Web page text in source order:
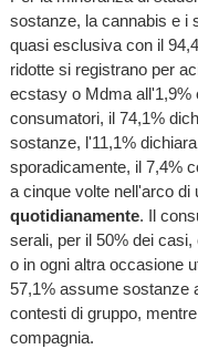
sostanze, la cannabis e i
quasi esclusiva con il
ridotte si registrano per
ecstasy o Mdma all'1,9%
consumatori, il 74,1%
sostanze, l'11,1%
sporadicamente, il 7,4%
a cinque volte nell'arco di
quotidianamente. Il
serali, per il 50% dei
o in ogni altra occasione
57,1% assume sostanze
contesti di gruppo,
compagnia.